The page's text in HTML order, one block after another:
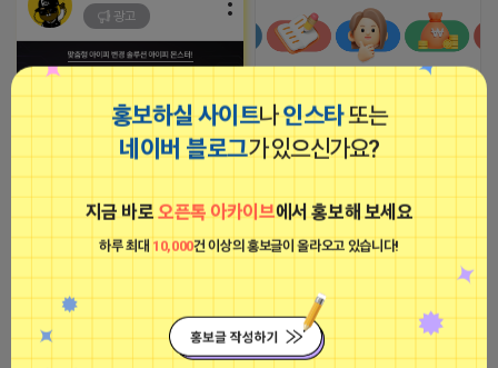
홍보하실 사이트나인스타또는
네이버 블로그가 있으신가요?
지금 바로오픈톡 아카이브에서 홍보해 보세요
하루 최대 10,000건 이상의 홍보글이 올라오고 있습니다!
❤️뽐뿌 후기글작성 건당 1만원❤️
★리뷰비 : 10,000원 ★모집인원 :
50명 ★리뷰 후 페이백 입니다. ★
답장이없어도 진행이끝난 것이 아
니오니 방유지해주시면 순차적으로
https://open.kakao.com/o/
2024-09-10 12:53 댓글: 0개
광고
[아이피몬스터] 전국 최저가 마케팅
용 KT아이피서비스!!
2023-09-06 14:23:39
눈물 흘리는 제이지